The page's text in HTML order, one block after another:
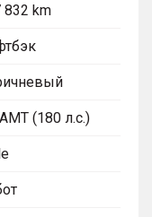
832 km
(180 л.с.)